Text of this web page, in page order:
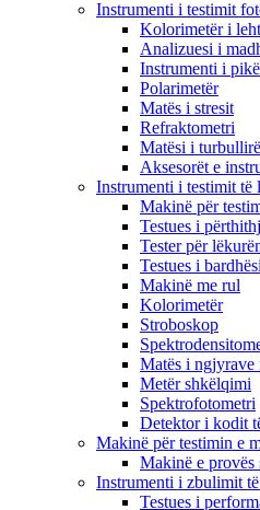
Instrumenti i testimit
Kolorimetër i
Analizuesi i
Instrumenti i
Polarimetër
Matës i stresit
Refraktometri
Matësi i
Aksesorët e
Instrumenti i testimit të
Makinë për
Testues i
Tester për
Testues i
Makinë me rul
Kolorimetër
Stroboskop
Matës i
Metër shkëlqimi
Spektrofotometri
Detektor i kodit
Makinë për testimin e
Makinë e provës
Instrumenti i zbulimit
Testues i